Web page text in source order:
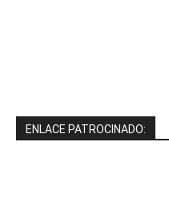
ENLACE PATROCINADO: